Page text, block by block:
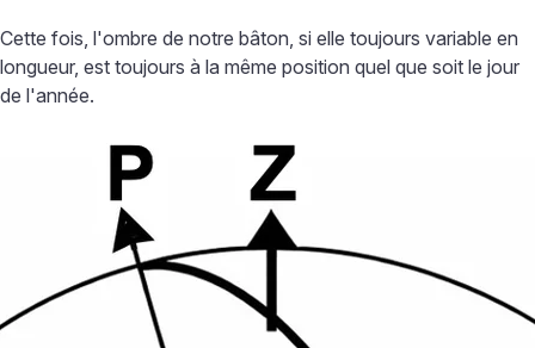
Cette fois, l'ombre de notre bâton, si elle toujours variable en
longueur, est toujours à la même position quel que soit le jour
de l'année.